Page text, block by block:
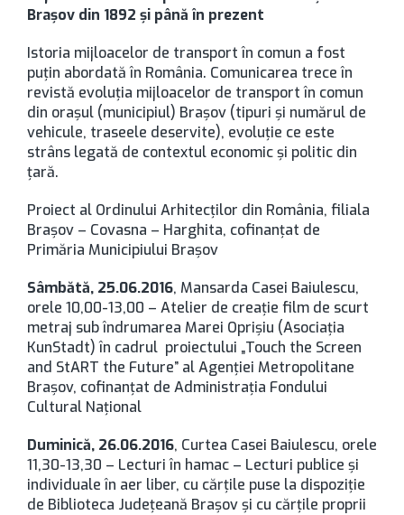
Brașov din 1892 și până în prezent
Istoria mijloacelor de transport în comun a fost
puțin abordată în România. Comunicarea trece în
revistă evoluția mijloacelor de transport în comun
din orașul (municipiul) Brașov (tipuri și numărul de
vehicule, traseele deservite), evoluție ce este
strâns legată de contextul economic și politic din
țară.
Proiect al Ordinului Arhitecţilor din România, filiala
Braşov – Covasna – Harghita, cofinanţat de
Primăria Municipiului Braşov
Sâmbătă, 25.06.2016, Mansarda Casei Baiulescu,
orele 10,00-13,00 – Atelier de creaţie film de scurt
metraj sub îndrumarea Marei Oprişiu (Asociaţia
KunStadt) în cadrul proiectului „Touch the Screen
and StART the Future” al Agenţiei Metropolitane
Braşov, cofinanţat de Administraţia Fondului
Cultural Naţional
Duminică, 26.06.2016, Curtea Casei Baiulescu, orele
11,30-13,30 – Lecturi în hamac – Lecturi publice şi
individuale în aer liber, cu cărţile puse la dispoziţie
de Biblioteca Judeţeană Braşov şi cu cărţile proprii